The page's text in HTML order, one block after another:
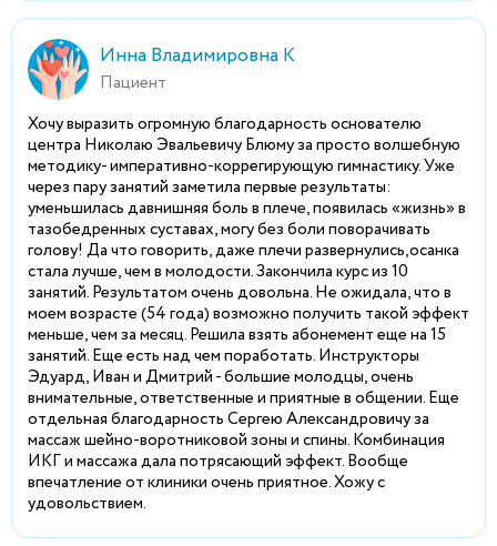
Инна Владимировна К
Пациент
Хочу выразить огромную благодарность основателю
центра Николаю Эвальевичу Блюму за просто волшебную
методику- императивно-коррегирующую гимнастику. Уже
через пару занятий заметила первые результаты:
уменьшилась давнишняя боль в плече, появилась «жизнь» в
тазобедренных суставах, могу без боли поворачивать
голову! Да что говорить, даже плечи развернулись,осанка
стала лучше, чем в молодости. Закончила курс из 10
занятий. Результатом очень довольна. Не ожидала, что в
моем возрасте (54 года) возможно получить такой эффект
меньше, чем за месяц. Решила взять абонемент еще на 15
занятий. Еще есть над чем поработать. Инструкторы
Эдуард, Иван и Дмитрий - большие молодцы, очень
внимательные, ответственные и приятные в общении. Еще
отдельная благодарность Сергею Александровичу за
массаж шейно-воротниковой зоны и спины. Комбинация
ИКГ и массажа дала потрясающий эффект. Вообще
впечатление от клиники очень приятное. Хожу с
удовольствием.